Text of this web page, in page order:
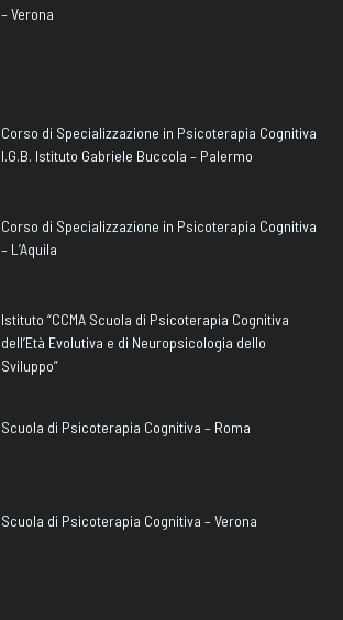
– Verona
Corso di Specializzazione in Psicoterapia Cognitiva
I.G.B. Istituto Gabriele Buccola – Palermo
Corso di Specializzazione in Psicoterapia Cognitiva
– L’Aquila
Istituto “CCMA Scuola di Psicoterapia Cognitiva
dell’Età Evolutiva e di Neuropsicologia dello
Sviluppo”
Scuola di Psicoterapia Cognitiva – Roma
Scuola di Psicoterapia Cognitiva – Verona